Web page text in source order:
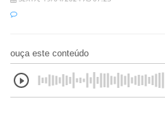
ouça este conteúdo